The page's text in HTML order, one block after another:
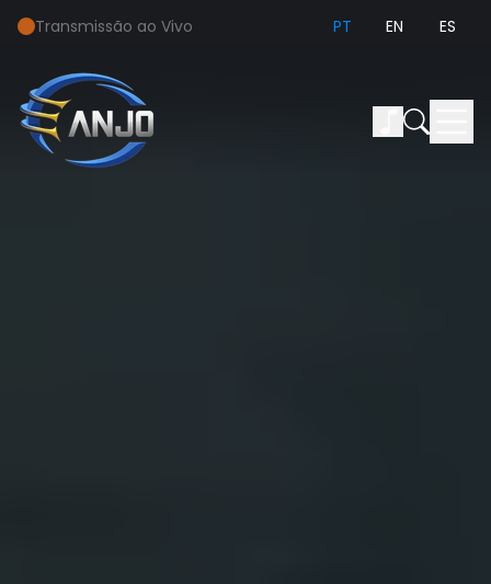
Transmissão ao Vivo PT EN ES